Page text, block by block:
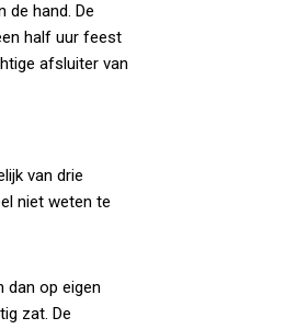
de hand. De
half uur feest
afsluiter van
van drie
niet weten te
dan op eigen
zat. De